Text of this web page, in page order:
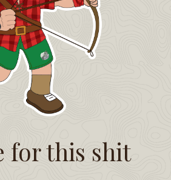
for this shit